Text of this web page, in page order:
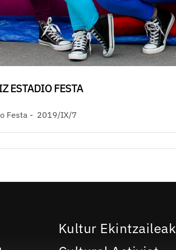
ESTADIO FESTA
Festa - 2019/IX/7
Kultur Ekintzaileak